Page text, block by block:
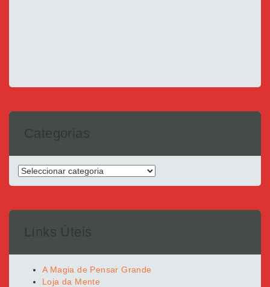
Categorias
Categorias
Línks Úteis
A Magia de Pensar Grande
Loja da Mente